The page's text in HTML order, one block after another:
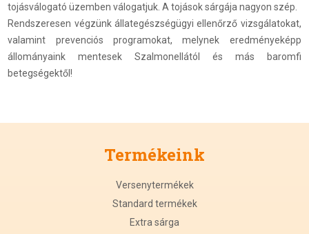
tojásválogató üzemben válogatjuk. A tojások sárgája nagyon szép.
Rendszeresen végzünk állategészségügyi ellenőrző vizsgálatokat,
valamint prevenciós programokat, melynek eredményeképp
állományaink mentesek Szalmonellától és más baromfi
betegségektől!
Termékeink
Versenytermékek
Standard termékek
Extra sárga